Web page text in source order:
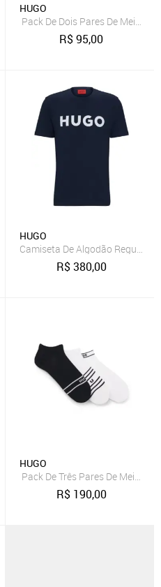
Com Proteção Uv Spf 50+
HUGO
Pack De Dois Pares De Meias
R$95,00
Elástico Com Logo No Cós
HUGO
Camiseta De Algodão Regular
R$380,00
Sazonal Preto - G - L
HUGO
Pack De Três Pares De Meias
R$ 190,00